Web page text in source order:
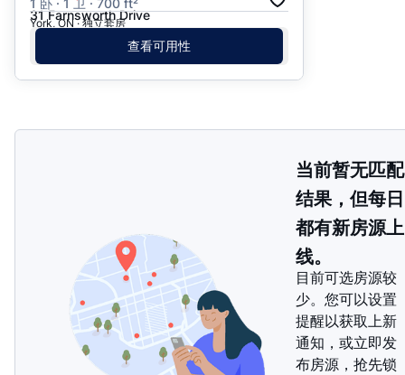
1 卧 · 1 卫 · 700 ft²
31 Farnsworth Drive
York, ON · 独立套房
查看可用性
当前暂无匹配
结果，但每日
都有新房源上
线。
目前可选房源较
少。您可以设置
提醒以获取上新
通知，或立即发
布房源，抢先锁